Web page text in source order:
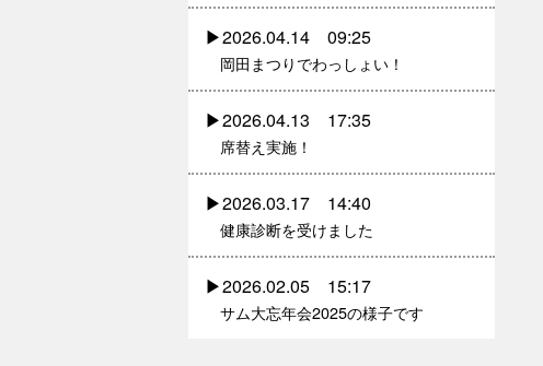
2026.04.14 09:25
岡田まつりでわっしょい！
2026.04.13 17:35
席替え実施！
2026.03.17 14:40
健康診断を受けました
2026.02.05 15:17
サム大忘年会2025の様子です